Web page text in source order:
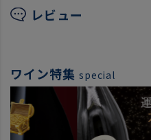
レビュー
ワイン特集 special